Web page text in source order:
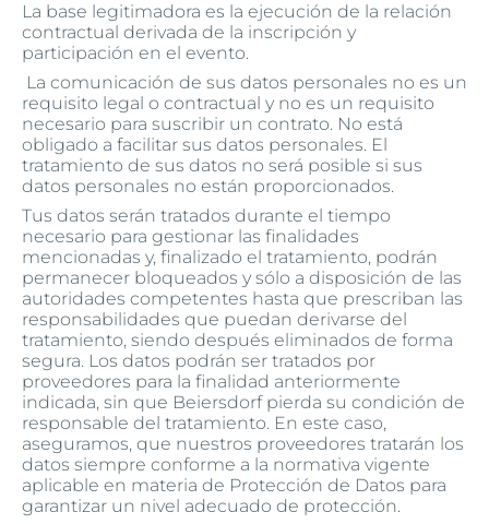
La base legitimadora es la ejecución de la relación
contractual derivada de la inscripción y
participación en el evento.
La comunicación de sus datos personales no es un
requisito legal o contractual y no es un requisito
necesario para suscribir un contrato. No está
obligado a facilitar sus datos personales. El
tratamiento de sus datos no será posible si sus
datos personales no están proporcionados.
Tus datos serán tratados durante el tiempo
necesario para gestionar las finalidades
mencionadas y, finalizado el tratamiento, podrán
permanecer bloqueados y sólo a disposición de las
autoridades competentes hasta que prescriban las
responsabilidades que puedan derivarse del
tratamiento, siendo después eliminados de forma
segura. Los datos podrán ser tratados por
proveedores para la finalidad anteriormente
indicada, sin que Beiersdorf pierda su condición de
responsable del tratamiento. En este caso,
aseguramos, que nuestros proveedores tratarán los
datos siempre conforme a la normativa vigente
aplicable en materia de Protección de Datos para
garantizar un nivel adecuado de protección.